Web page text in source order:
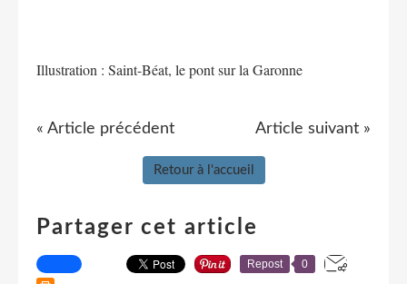
Illustration : Saint-Béat, le pont sur la Garonne
« Article précédent Article suivant »
Retour à l'accueil
Partager cet article
Repost 0